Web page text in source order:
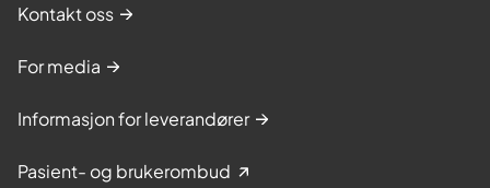
Kontakt oss
For media
Informasjon for leverandører
Pasient- og brukerombud